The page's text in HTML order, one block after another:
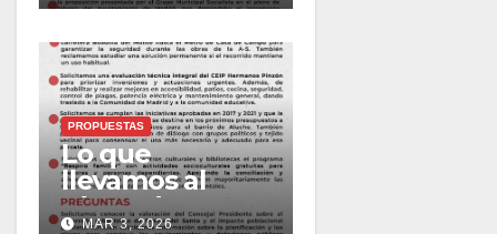
PROPUESTAS
Lo que
llevamos al
Pleno de marzo
MAR 3, 2026